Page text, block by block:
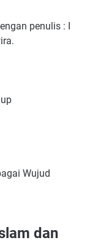
penulis : I
Wujud
dan